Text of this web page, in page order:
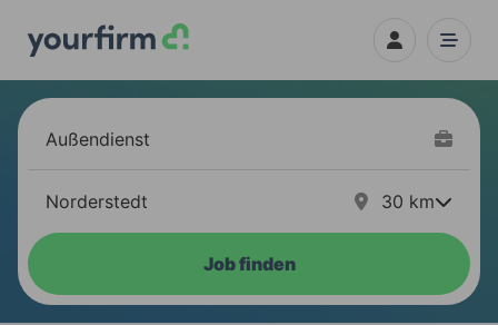
30 km
Job finden